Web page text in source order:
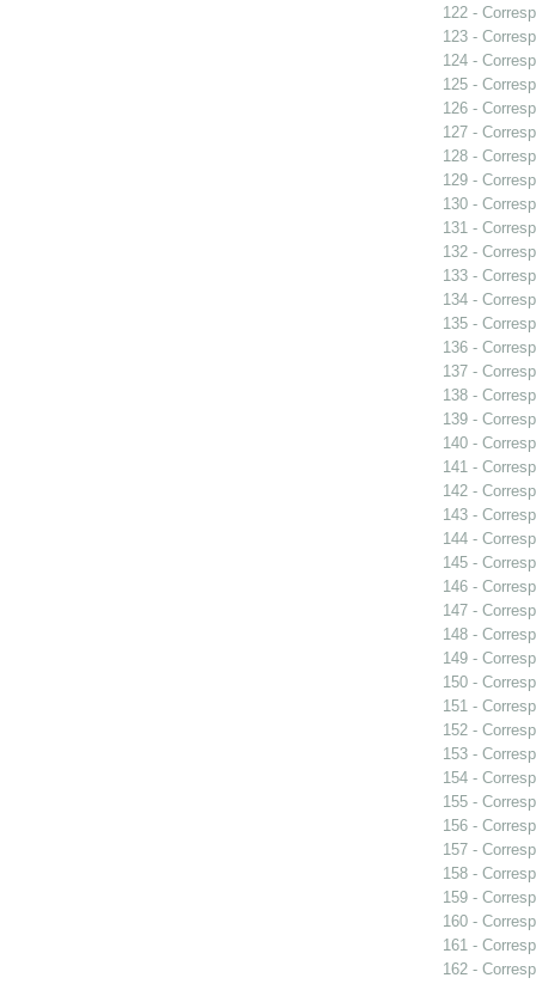
122 -
123 -
124 -
125 -
126 -
127 -
128 -
129 -
130 -
131 -
132 -
133 -
134 -
135 -
136 -
137 -
138 -
139 -
140 -
141 -
142 -
143 -
144 -
145 -
146 -
147 -
148 -
149 -
150 -
151 -
152 -
153 -
154 -
155 -
156 -
157 -
158 -
159 -
160 -
161 -
162 -